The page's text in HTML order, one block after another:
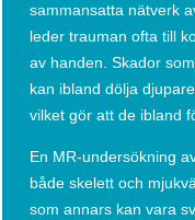
sammansatta nätverk
leder trauman ofta till
av handen. Skador
kan ibland dölja
vilket gör att de ibland
En MR-undersökning
både skelett och
som annars kan vara